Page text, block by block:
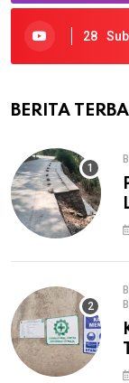
28
BERITA